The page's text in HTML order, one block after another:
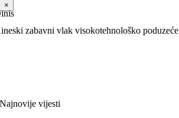
×
zabavni vlak visokotehnološko poduzeće
Najnovije vijesti